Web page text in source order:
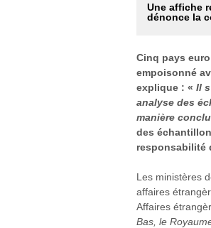
Une affiche
dénonce la
Cinq pays
empoisonné
explique : « Il
analyse des
manière
des
responsabilité
Les ministères
affaires
Affaires
Bas, le